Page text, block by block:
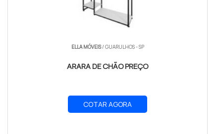
ELLA MÓVEIS/ GUARULHOS - SP
ARARA DE CHÃO PREÇO
COTAR AGORA